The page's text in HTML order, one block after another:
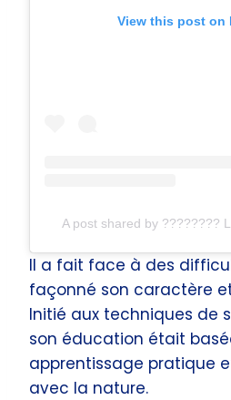
View this post on
A post shared by ????????
Il a fait face à des
façonné son caractère
Initié aux techniques de
son éducation était
apprentissage pratique
avec la nature.